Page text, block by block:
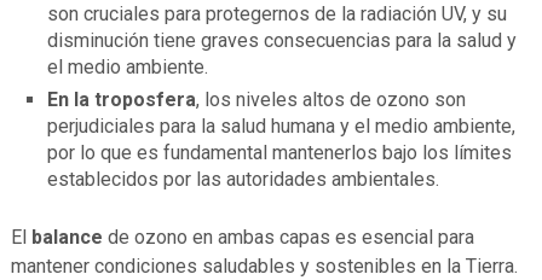
son cruciales para protegernos de la radiación UV, y su
disminución tiene graves consecuencias para la salud y
el medio ambiente.
En la troposfera, los niveles altos de ozono son
perjudiciales para la salud humana y el medio ambiente,
por lo que es fundamental mantenerlos bajo los límites
establecidos por las autoridades ambientales.
El balance de ozono en ambas capas es esencial para
mantener condiciones saludables y sostenibles en la Tierra.